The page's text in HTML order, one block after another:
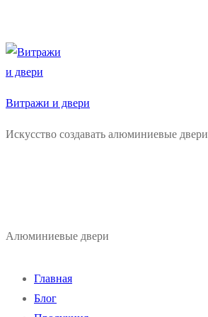
Витражи и двери
Искусство создавать алюминиевые двери
Алюминиевые двери
Главная
Блог